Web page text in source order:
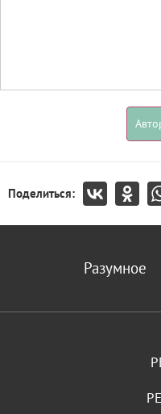
Поделиться:
Разумное